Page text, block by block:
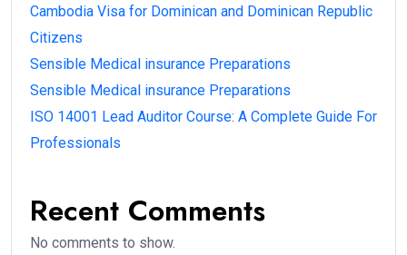
Cambodia Visa for Dominican and Dominican Republic
Citizens
Sensible Medical insurance Preparations
Sensible Medical insurance Preparations
ISO 14001 Lead Auditor Course: A Complete Guide For
Professionals
Recent Comments
No comments to show.